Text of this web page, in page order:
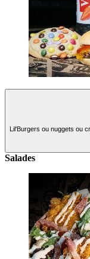
Lil'Burgers ou nuggets ou
Salades